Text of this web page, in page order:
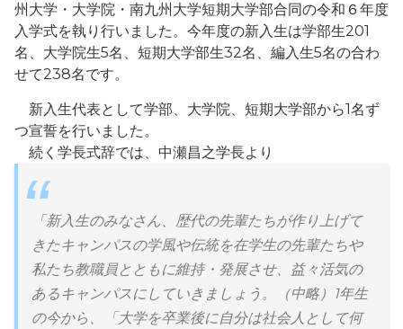
州大学・大学院・南九州大学短期大学部合同の令和６年度
入学式を執り行いました。今年度の新入生は学部生201
名、大学院生5名、短期大学部生32名、編入生5名の合わ
せて238名です。
新入生代表として学部、大学院、短期大学部から1名ず
つ宣誓を行いました。
続く学長式辞では、中瀬昌之学長より
「新入生のみなさん、歴代の先輩たちが作り上げて
きたキャンパスの学風や伝統を在学生の先輩たちや
私たち教職員とともに維持・発展させ、益々活気の
あるキャンパスにしていきましょう。（中略）1年生
の今から、「大学を卒業後に自分は社会人として何